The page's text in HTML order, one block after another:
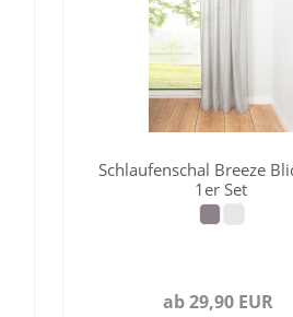
Schlaufenschal Breeze
1er Set
ab 29,90 EUR